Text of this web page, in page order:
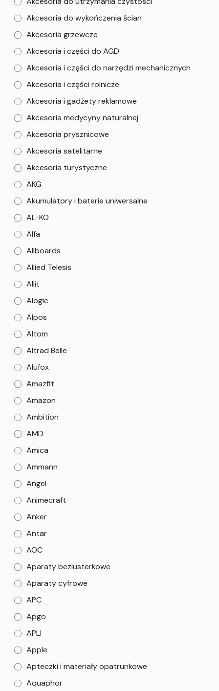
Akcesoria do wykończenia ścian
Akcesoria grzewcze
Akcesoria i części do AGD
Akcesoria i części do narzędzi mechanicznych
Akcesoria i części rolnicze
Akcesoria i gadżety reklamowe
Akcesoria medycyny naturalnej
Akcesoria prysznicowe
Akcesoria satelitarne
Akcesoria turystyczne
AKG
Akumulatory i baterie uniwersalne
AL-KO
Alfa
Allboards
Allied Telesis
Allit
Alogic
Alpos
Altom
Altrad Belle
Alufox
Amazfit
Amazon
Ambition
AMD
Amica
Ammann
Angel
Animecraft
Anker
Antar
AOC
Aparaty bezlusterkowe
Aparaty cyfrowe
APC
Apgo
APLI
Apple
Apteczki i materiały opatrunkowe
Aquaphor